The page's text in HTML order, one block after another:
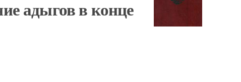
адыгов в конце